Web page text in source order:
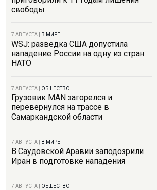
свободы
7 АВГУСТА В МИРЕ
WSJ: разведка США допустила
нападение России на одну из стран
НАТО
7 АВГУСТА ОБЩЕСТВО
Грузовик MAN загорелся и
перевернулся на трассе в
Самаркандской области
7 АВГУСТА В МИРЕ
В Саудовской Аравии заподозрили
Иран в подготовке нападения
7 АВГУСТА ОБЩЕСТВО